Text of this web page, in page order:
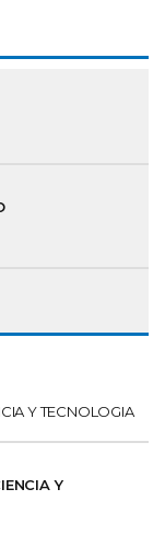
Y TECNOLOGIA
Y